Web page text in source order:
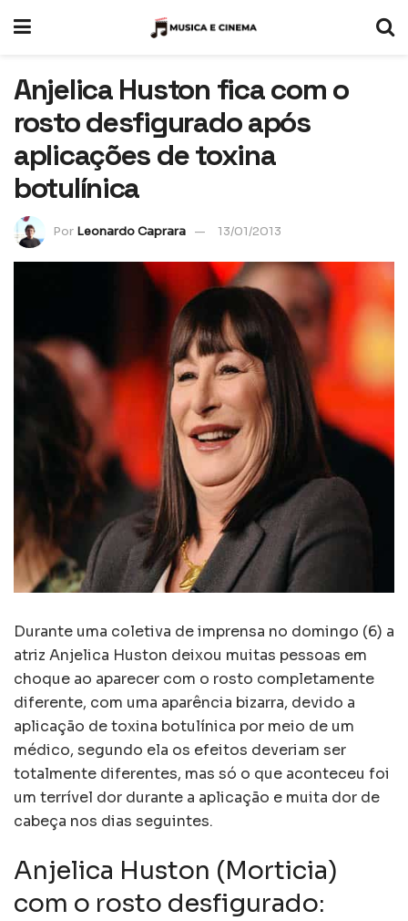
Anjelica Huston fica com o
rosto desfigurado após
aplicações de toxina
botulínica
Por Leonardo Caprara 13/01/2013
Durante uma coletiva de imprensa no domingo (6) a
atriz Anjelica Huston deixou muitas pessoas em
choque ao aparecer com o rosto completamente
diferente, com uma aparência bizarra, devido a
aplicação de toxina botulínica por meio de um
médico, segundo ela os efeitos deveriam ser
totalmente diferentes, mas só o que aconteceu foi
um terrível dor durante a aplicação e muita dor de
cabeça nos dias seguintes.
Anjelica Huston (Morticia)
com o rosto desfigurado: